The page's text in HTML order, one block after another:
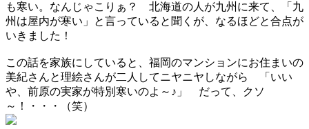
も寒い。なんじゃこりぁ？ 北海道の人が九州に来て、「九
州は屋内が寒い」と言っていると聞くが、なるほどと合点が
いきました！
この話を家族にしていると、福岡のマンションにお住まいの
美紀さんと理絵さんが二人してニヤニヤしながら 「いい
や、前原の実家が特別寒いのよ～♪」 だって、クソ
～！・・・（笑）